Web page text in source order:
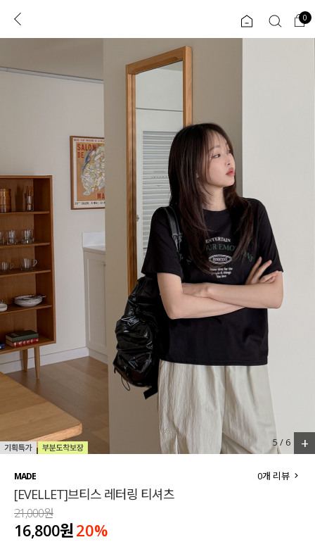
로그인 0
플러스핏
CATEGORY COMMUNITY
도착보장⚡
인플루언서 pick!
신상 5%
베스트
MADE
세트할인 ~30%
하객룩
살안타템
110사이즈
티셔츠
팬츠
ALL
익스클루시브
아우터
티셔츠
니트
원피스
팬츠
스커트
언더웨어
0
5/ 6 +
MADE
[EVELLET]브티스 레터링 티셔츠
0개 리뷰
21,000원
16,800원20%